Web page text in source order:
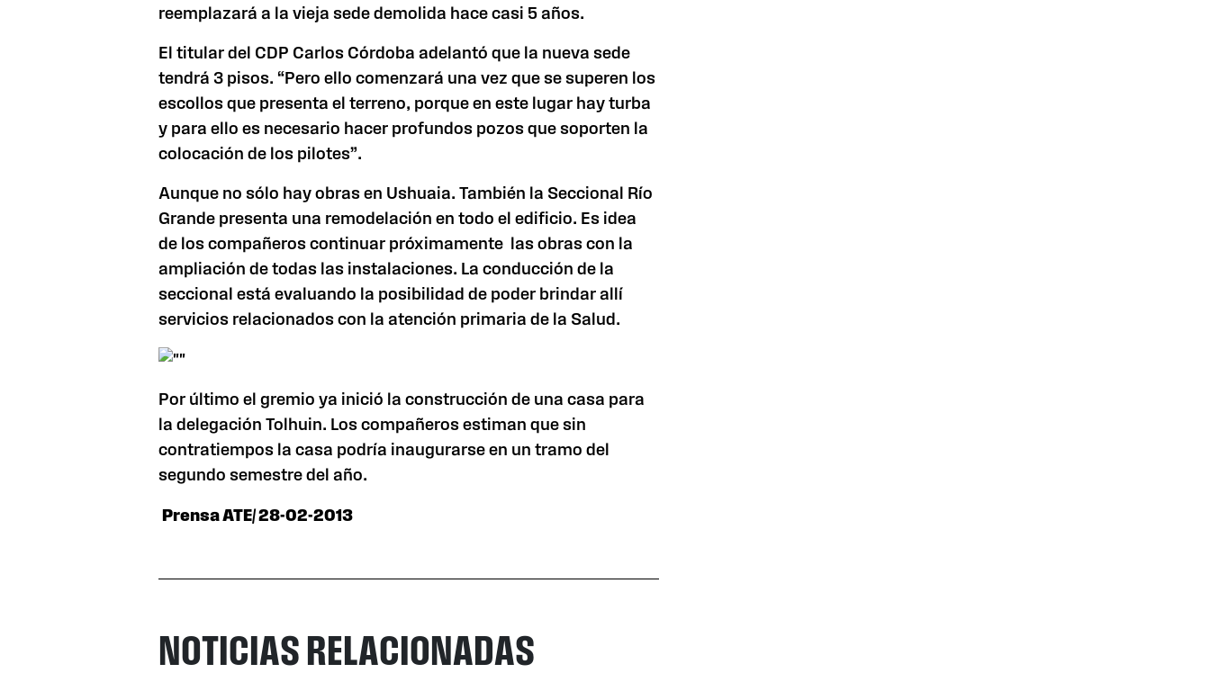
reemplazará a la vieja sede demolida hace casi 5 años.
El titular del CDP Carlos Córdoba adelantó que la nueva sede
tendrá 3 pisos. “Pero ello comenzará una vez que se superen los
escollos que presenta el terreno, porque en este lugar hay turba
y para ello es necesario hacer profundos pozos que soporten la
colocación de los pilotes”.
Aunque no sólo hay obras en Ushuaia. También la Seccional Río
Grande presenta una remodelación en todo el edificio. Es idea
de los compañeros continuar próximamente las obras con la
ampliación de todas las instalaciones. La conducción de la
seccional está evaluando la posibilidad de poder brindar allí
servicios relacionados con la atención primaria de la Salud.
Por último el gremio ya inició la construcción de una casa para
la delegación Tolhuin. Los compañeros estiman que sin
contratiempos la casa podría inaugurarse en un tramo del
segundo semestre del año.
Prensa ATE/ 28-02-2013
NOTICIAS RELACIONADAS